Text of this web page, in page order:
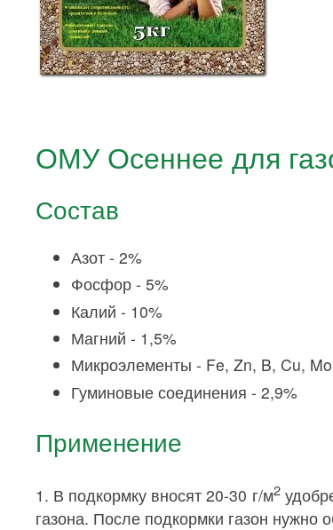
ОМУ Осеннее для
Состав
Азот - 2%
Фосфор - 5%
Калий - 10%
Магний - 1,5%
Микроэлементы - Fe, Zn, B, Cu,
Гуминовые соединения - 2,9%
Применение
1. В подкормку вносят 20-30 г/м2
газона. После подкормки газон нужно